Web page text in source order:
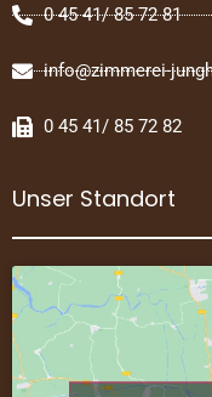
0 45 41/ 85 72 81
info@zimmerei-
0 45 41/ 85 72 82
Unser Standort